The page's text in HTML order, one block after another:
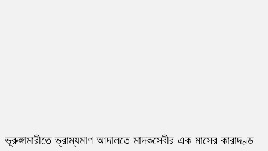
ভূরুঙ্গামারীতে ভ্রাম্যমাণ আদালতে মাদকসেবীর এক মাসের কারাদণ্ড